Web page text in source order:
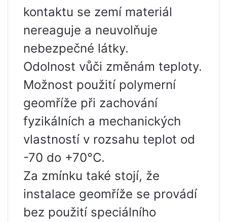
kontaktu se zemí materiál
nereaguje a neuvolňuje
nebezpečné látky.
Odolnost vůči změnám teploty.
Možnost použití polymerní
geomříže při zachování
fyzikálních a mechanických
vlastností v rozsahu teplot od
-70 do +70°C.
Za zmínku také stojí, že
instalace geomříže se provádí
bez použití speciálního